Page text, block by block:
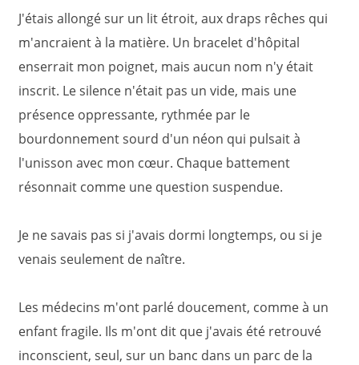
J'étais allongé sur un lit étroit, aux draps rêches qui
m'ancraient à la matière. Un bracelet d'hôpital
enserrait mon poignet, mais aucun nom n'y était
inscrit. Le silence n'était pas un vide, mais une
présence oppressante, rythmée par le
bourdonnement sourd d'un néon qui pulsait à
l'unisson avec mon cœur. Chaque battement
résonnait comme une question suspendue.
Je ne savais pas si j'avais dormi longtemps, ou si je
venais seulement de naître.
Les médecins m'ont parlé doucement, comme à un
enfant fragile. Ils m'ont dit que j'avais été retrouvé
inconscient, seul, sur un banc dans un parc de la